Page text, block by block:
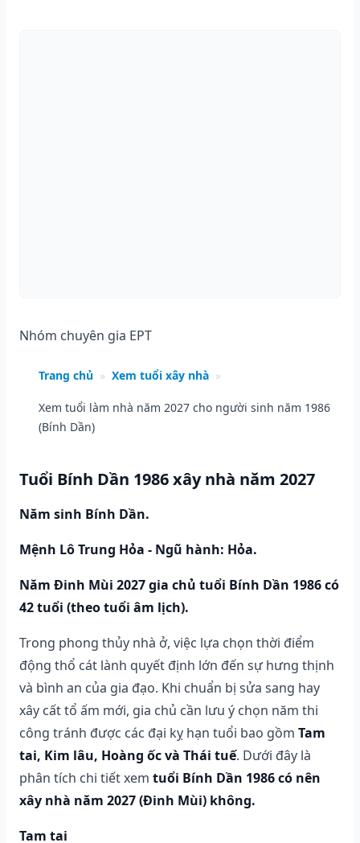
Nhóm chuyên gia EPT
Trang chủ » Xem tuổi xây nhà »
Xem tuổi làm nhà năm 2027 cho người sinh năm 1986
(Bính Dần)
Tuổi Bính Dần 1986 xây nhà năm 2027
Năm sinh Bính Dần.
Mệnh Lô Trung Hỏa - Ngũ hành: Hỏa.
Năm Đinh Mùi 2027 gia chủ tuổi Bính Dần 1986 có
42 tuổi (theo tuổi âm lịch).
Trong phong thủy nhà ở, việc lựa chọn thời điểm
động thổ cát lành quyết định lớn đến sự hưng thịnh
và bình an của gia đạo. Khi chuẩn bị sửa sang hay
xây cất tổ ấm mới, gia chủ cần lưu ý chọn năm thi
công tránh được các đại kỵ hạn tuổi bao gồm Tam
tai, Kim lâu, Hoàng ốc và Thái tuế. Dưới đây là
phân tích chi tiết xem tuổi Bính Dần 1986 có nên
xây nhà năm 2027 (Đinh Mùi) không.
Tam tai